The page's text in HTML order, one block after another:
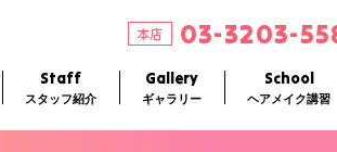
本店 03-3203-
Staff
スタッフ紹介
Gallery
ギャラリー
School
ヘアメイク講習